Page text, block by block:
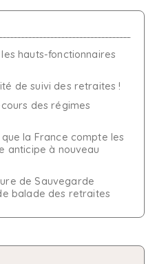
hauts-fonctionnaires
de suivi des retraites !
des régimes
la France compte les
anticipe à nouveau
de Sauvegarde
balade des retraites